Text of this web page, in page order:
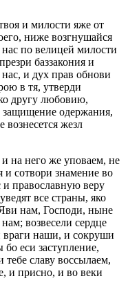
и милости яже от
ниже возгнушайся
по велицей милости
баззакония и
и дух прав обнови
в тя, утверди
другу любовию,
одержания,
жезл
на него же уповаем, не
и сотвори знамение во
и православную веру
все страны, яко
нам, Господи, ныне
возвесели сердце
враги наши, и сокруши
еси заступление,
славу воссылаем,
и присно, и во веки